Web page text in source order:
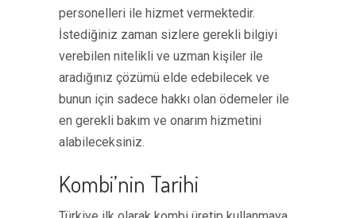
personelleri ile hizmet vermektedir.
İstediğiniz zaman sizlere gerekli bilgiyi
verebilen nitelikli ve uzman kişiler ile
aradığınız çözümü elde edebilecek ve
bunun için sadece hakkı olan ödemeler ile
en gerekli bakım ve onarım hizmetini
alabileceksiniz.
Kombi’nin Tarihi